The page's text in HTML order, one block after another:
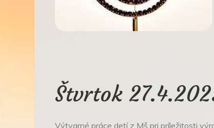
Štvrtok
Výtvarné práce detí z Mš pri príležitosti